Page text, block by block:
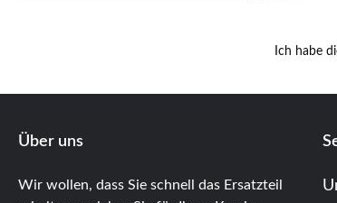
Ich habe
Über uns
Wir wollen, dass Sie schnell das Ersatzteil